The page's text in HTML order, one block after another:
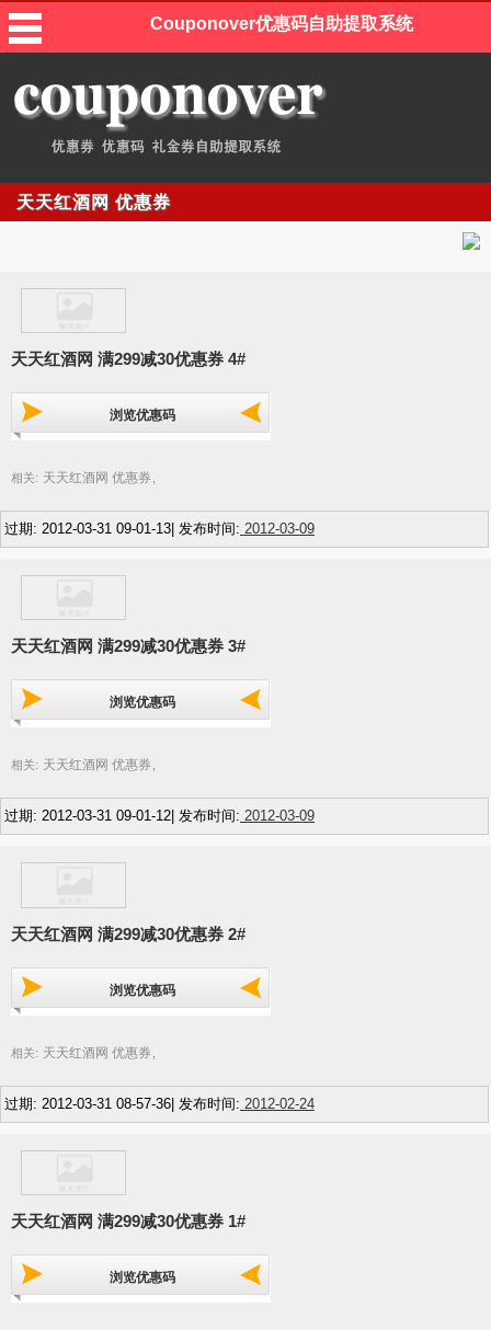
Couponover优惠码自助提取系统
天天红酒网 优惠券
天天红酒网 满299减30优惠券 4#
浏览优惠码
相关: 天天红酒网 优惠券
过期: 2012-03-31 09-01-13| 发布时间: 2012-03-09
天天红酒网 满299减30优惠券 3#
浏览优惠码
相关: 天天红酒网 优惠券 ,
过期: 2012-03-31 09-01-12| 发布时间: 2012-03-09
天天红酒网 满299减30优惠券 2#
浏览优惠码
相关: 天天红酒网 优惠券
过期: 2012-03-31 08-57-36| 发布时间: 2012-02-24
天天红酒网 满299减30优惠券 1#
浏览优惠码